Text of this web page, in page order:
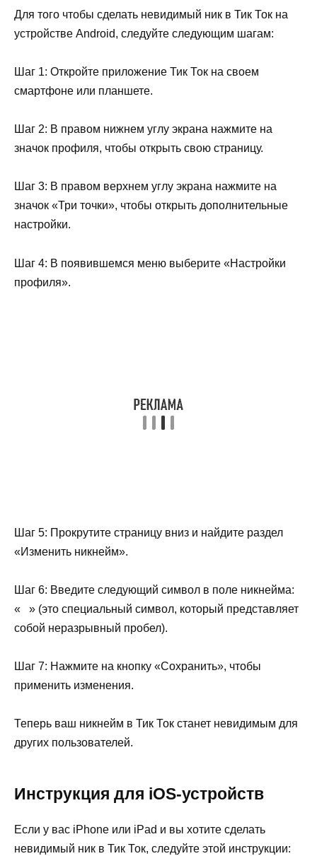
Для того чтобы сделать невидимый ник в Тик Ток на
устройстве Android, следуйте следующим шагам:
Шаг 1: Откройте приложение Тик Ток на своем
смартфоне или планшете.
Шаг 2: В правом нижнем углу экрана нажмите на
значок профиля, чтобы открыть свою страницу.
Шаг 3: В правом верхнем углу экрана нажмите на
значок «Три точки», чтобы открыть дополнительные
настройки.
Шаг 4: В появившемся меню выберите «Настройки
профиля».
Шаг 5: Прокрутите страницу вниз и найдите раздел
«Изменить никнейм».
Шаг 6: Введите следующий символ в поле никнейма:
«⠀» (это специальный символ, который представляет
собой неразрывный пробел).
Шаг 7: Нажмите на кнопку «Сохранить», чтобы
применить изменения.
Теперь ваш никнейм в Тик Ток станет невидимым для
других пользователей.
Инструкция для iOS-устройств
Если у вас iPhone или iPad и вы хотите сделать
невидимый ник в Тик Ток, следуйте этой инструкции: